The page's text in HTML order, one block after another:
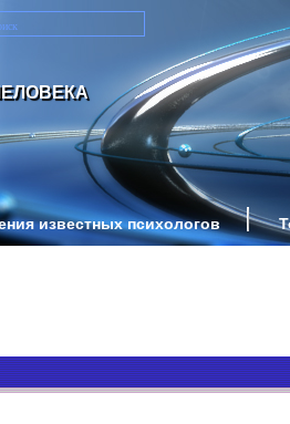
известных психологов